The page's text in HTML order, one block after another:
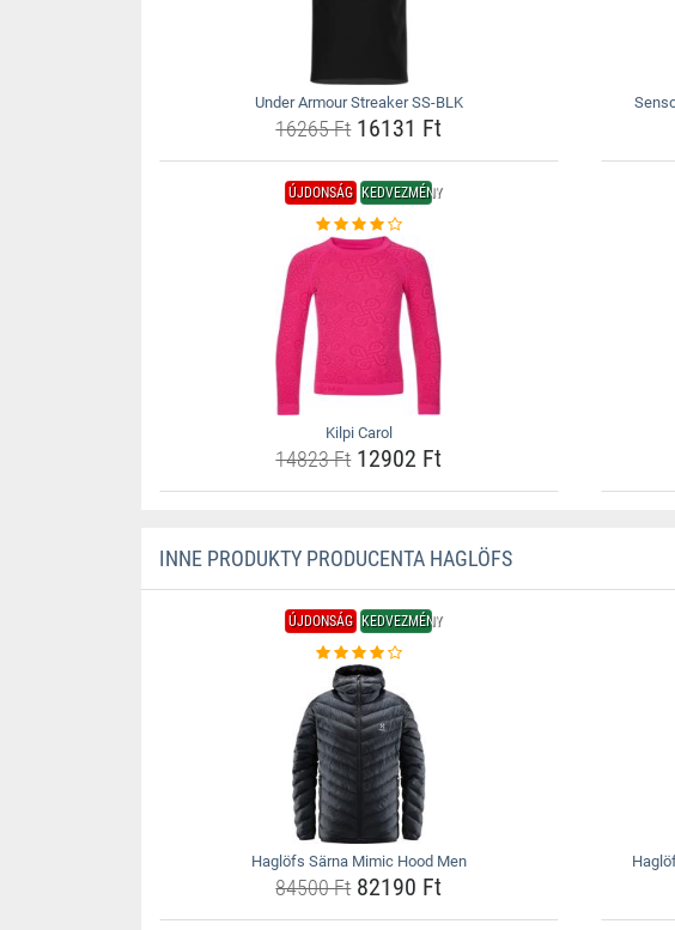
Under Armour Streaker SS-BLK
16265 Ft16131 Ft
ÚJDONSÁG KEDVEZMÉNY
Kilpi Carol
14823 Ft12902 Ft
INNE PRODUKTY PRODUCENTA HAGLÖFS
ÚJDONSÁG KEDVEZMÉNY
Haglöfs Särna Mimic Hood Men
84500 Ft82190 Ft